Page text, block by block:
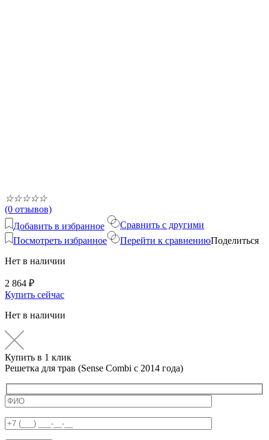
☆☆☆☆☆
(0 отзывов)
Добавить в избранное
Посмотреть избранное
Сравнить с другими
Перейти к сравнениюПоделиться
Нет в наличии
2 864 ₽
Купить сейчас
Нет в наличии
Купить в 1 клик
Решетка для трав (Sense Combi с 2014 года)